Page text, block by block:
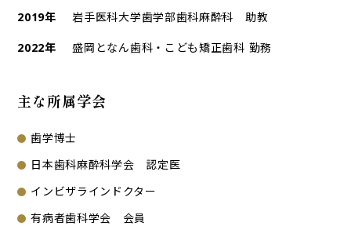
2019年 岩手医科大学歯学部歯科麻酔科 助教
2022年 盛岡となん歯科・こども矯正歯科 勤務
主な所属学会
歯学博士
日本歯科麻酔科学会 認定医
インビザラインドクター
有病者歯科学会 会員